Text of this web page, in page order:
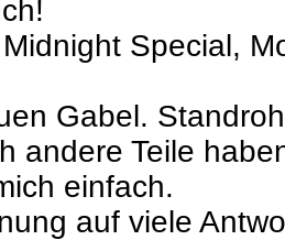
Special,
Gabel.
andere Teile
einfach.
auf viele